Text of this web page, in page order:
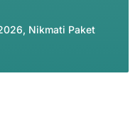
Nikmati Paket